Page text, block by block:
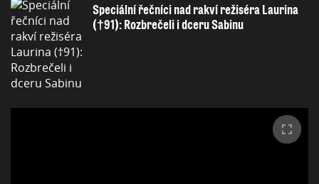
Speciální řečníci nad rakví režiséra Laurina
(†91): Rozbrečeli i dceru Sabinu